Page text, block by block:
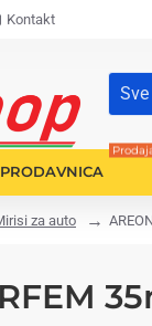
Kontakt
Sve
Traži...
za auto